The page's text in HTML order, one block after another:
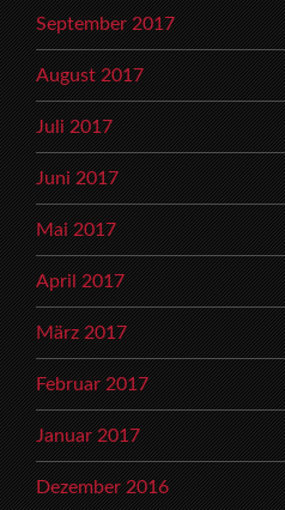
September 2017
August 2017
Juli 2017
Juni 2017
Mai 2017
April 2017
März 2017
Februar 2017
Januar 2017
Dezember 2016